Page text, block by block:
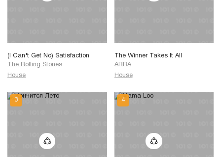
(I Can't Get No) Satisfaction
The Rolling Stones
House
The Winner Takes It All
ABBA
House